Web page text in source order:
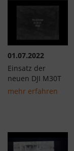
01.07.2022
Einsatz der
neuen DJI M30T
mehr erfahren